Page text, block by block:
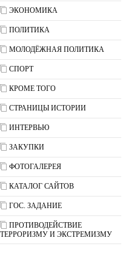
ЭКОНОМИКА
ПОЛИТИКА
МОЛОДЁЖНАЯ ПОЛИТИКА
СПОРТ
КРОМЕ ТОГО
СТРАНИЦЫ ИСТОРИИ
ИНТЕРВЬЮ
ЗАКУПКИ
ФОТОГАЛЕРЕЯ
КАТАЛОГ САЙТОВ
ГОС. ЗАДАНИЕ
ПРОТИВОДЕЙСТВИЕ
ТЕРРОРИЗМУ И ЭКСТРЕМИЗМУ